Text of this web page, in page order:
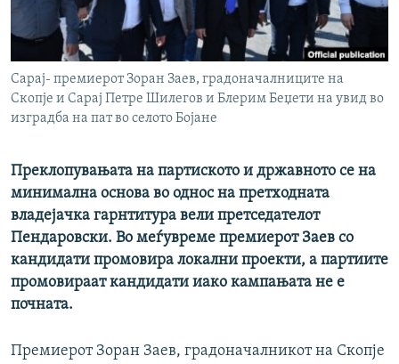
Сарај- премиерот Зоран Заев, градоначалниците на
Скопје и Сарај Петре Шилегов и Блерим Беџети на увид во
изградба на пат во селото Бојане
Преклопувањата на партиското и државното се на
минимална основа во однос на претходната
владејачка гарнтитура вели претседателот
Пендаровски. Во меѓувреме премиерот Заев со
кандидати промовира локални проекти, а партиите
промовираат кандидати иако кампањата не е
почната.
Премиерот Зоран Заев, градоначалникот на Скопје